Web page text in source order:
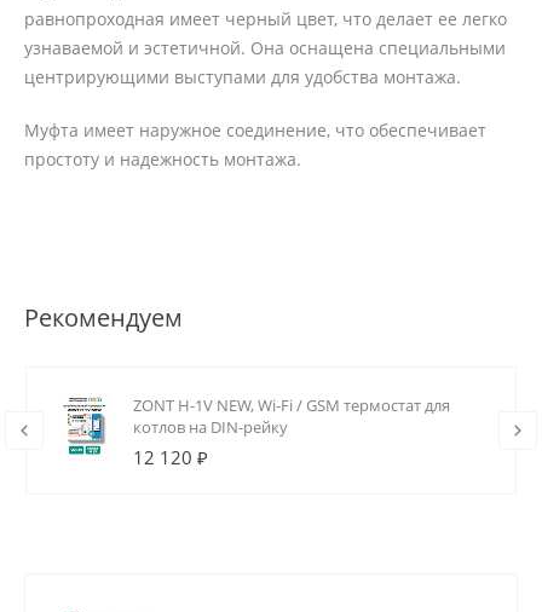
равнопроходная имеет черный цвет, что делает ее легко
узнаваемой и эстетичной. Она оснащена специальными
центрирующими выступами для удобства монтажа.
Муфта имеет наружное соединение, что обеспечивает
простоту и надежность монтажа.
Рекомендуем
ZONT H-1V NEW, Wi-Fi / GSM термостат для
котлов на DIN-рейку
12 120 ₽